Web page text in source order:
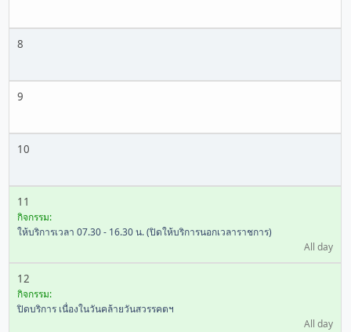
8
9
10
11
กิจกรรม:
ให้บริการเวลา 07.30 - 16.30 น. (ปิดให้บริการนอกเวลาราชการ)
All day
12
กิจกรรม:
ปิดบริการ เนื่องในวันคล้ายวันสวรรคตฯ
All day